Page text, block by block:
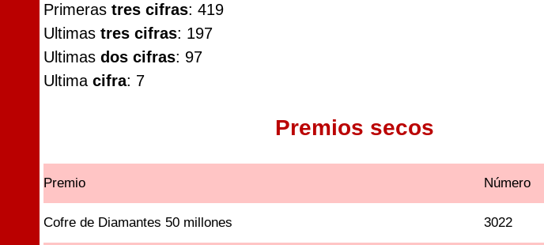
Primeras tres cifras: 419
Ultimas tres cifras: 197
Ultimas dos cifras: 97
Ultima cifra: 7
Premios secos
Premio Número
Cofre de Diamantes 50 millones 3022